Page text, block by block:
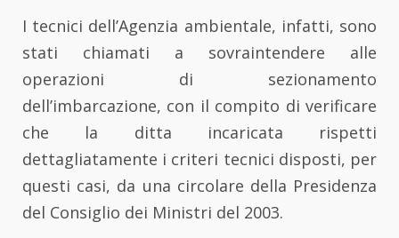
I tecnici dell’Agenzia ambientale, infatti, sono
stati chiamati a sovraintendere alle
operazioni di sezionamento
dell’imbarcazione, con il compito di verificare
che la ditta incaricata rispetti
dettagliatamente i criteri tecnici disposti, per
questi casi, da una circolare della Presidenza
del Consiglio dei Ministri del 2003.